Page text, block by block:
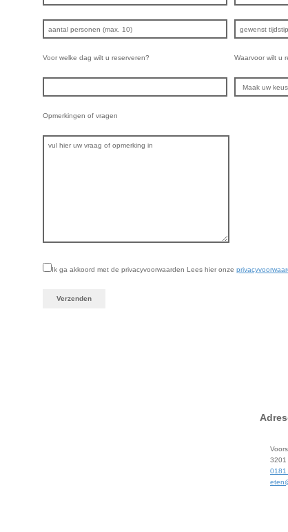
Voor welke dag wilt u reserveren? Waarvoor wilt u
Opmerkingen of vragen
Ik ga akkoord met de privacyvoorwaarden Lees hier onze
3201
0181